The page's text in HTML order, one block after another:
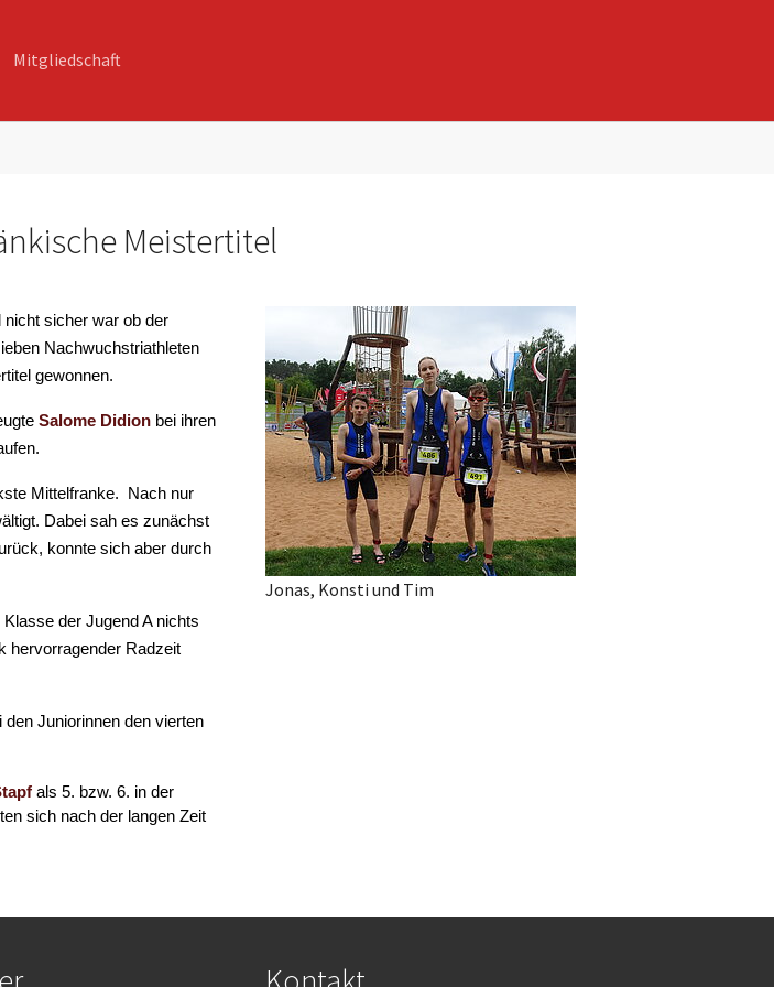
for "Abteilungen"
Mitgliedschaft
Meistertitel
sicher war ob der
Nachwuchstriathleten
gewonnen.
Salome Didion bei ihren
Mittelfranke. Nach nur
Dabei sah es zunächst
konnte sich aber durch
Klasse der Jugend A nichts
hervorragender Radzeit
den Juniorinnen den vierten
als 5. bzw. 6. in der
sich nach der langen Zeit
Jonas, Konsti und Tim